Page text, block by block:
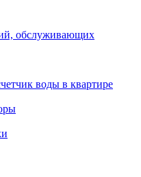
обслуживающих
воды в квартире